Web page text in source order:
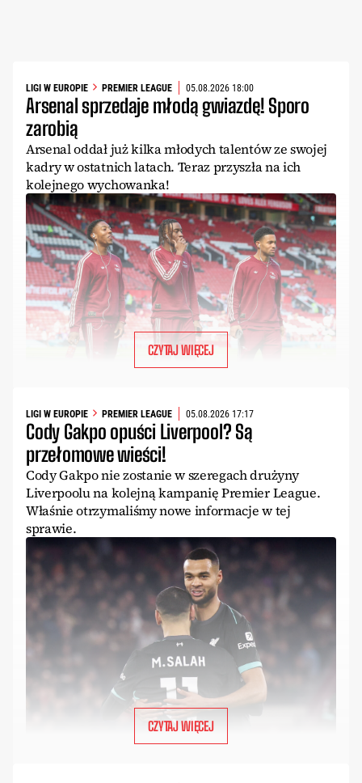
LIGI W EUROPIE PREMIER LEAGUE 05.08.2026 18:00
Arsenal sprzedaje młodą gwiazdę! Sporo
zarobią
Arsenal oddał już kilka młodych talentów ze swojej
kadry w ostatnich latach. Teraz przyszła na ich
kolejnego wychowanka!
CZYTAJ WIĘCEJ
LIGI W EUROPIE PREMIER LEAGUE 05.08.2026 17:17
Cody Gakpo opuści Liverpool? Są
przełomowe wieści!
Cody Gakpo nie zostanie w szeregach drużyny
Liverpoolu na kolejną kampanię Premier League.
Właśnie otrzymaliśmy nowe informacje w tej
sprawie.
CZYTAJ WIĘCEJ